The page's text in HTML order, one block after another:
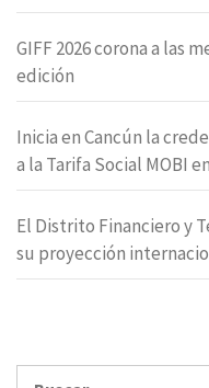
GIFF 2026 corona a las
edición
Inicia en Cancún la
a la Tarifa Social MOBI
El Distrito Financiero y
su proyección